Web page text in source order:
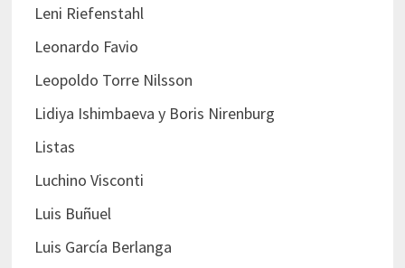
Leni Riefenstahl
Leonardo Favio
Leopoldo Torre Nilsson
Lidiya Ishimbaeva y Boris Nirenburg
Listas
Luchino Visconti
Luis Buñuel
Luis García Berlanga